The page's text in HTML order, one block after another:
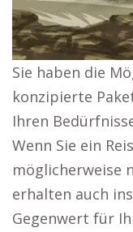
Sie haben die
konzipierte
Ihren
Wenn Sie ein
möglicherweise
erhalten auch
Gegenwert für